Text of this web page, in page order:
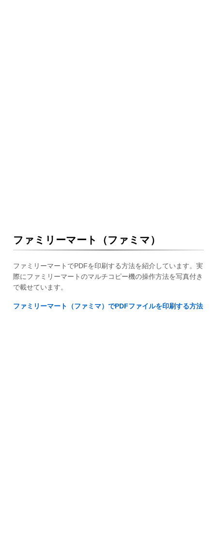
ファミリーマート（ファミマ）
ファミリーマートでPDFを印刷する方法を紹介しています。実
際にファミリーマートのマルチコピー機の操作方法を写真付き
で載せています。
ファミリーマート（ファミマ）でPDFファイルを印刷する方法